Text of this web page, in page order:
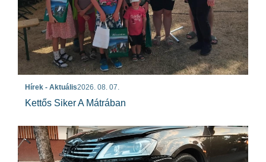
Hírek - Aktuális2026. 08. 07.
Kettős Siker A Mátrában